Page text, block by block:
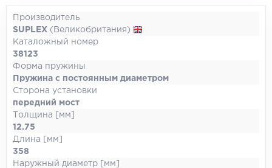
Производитель
SUPLEX (Великобритания)
Каталожный номер
38123
Форма пружины
Пружина с постоянным диаметром
Сторона установки
передний мост
Толщина [мм]
12.75
Длина [мм]
358
Наружный диаметр [мм]